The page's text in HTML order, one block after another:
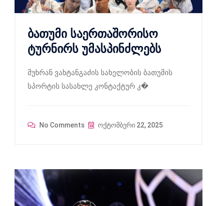
ბათუმი საერთაშორისო
ტურნირს უმასპინძლებს
მუხრან ვახტანგაძის სახელობის ბათუმის
სპორტის სასახლე კონტაქტურ კ�
No Comments ოქტომბერი 22, 2025